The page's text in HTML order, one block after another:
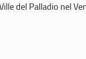
del Palladio nel